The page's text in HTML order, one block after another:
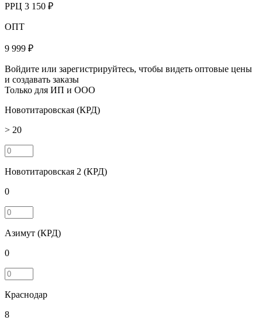
РРЦ 3 150 ₽
ОПТ
9 999 ₽
Войдите или зарегистрируйтесь, чтобы видеть оптовые цены
и создавать заказы
Только для ИП и ООО
Новотитаровская (КРД)
> 20
Новотитаровская 2 (КРД)
0
Азимут (КРД)
0
Краснодар
8